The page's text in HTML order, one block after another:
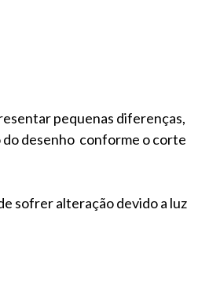
pequenas diferenças,
do desenho conforme o corte
sofrer alteração devido a luz